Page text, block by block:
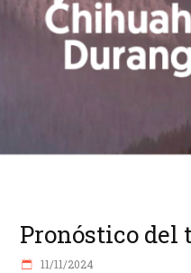
Pronóstico del
11/11/2024